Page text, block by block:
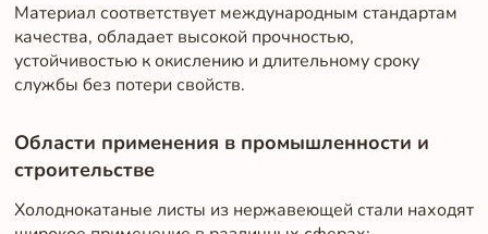
Материал соответствует международным стандартам
качества, обладает высокой прочностью,
устойчивостью к окислению и длительному сроку
службы без потери свойств.
Области применения в промышленности и
строительстве
Холоднокатаные листы из нержавеющей стали находят